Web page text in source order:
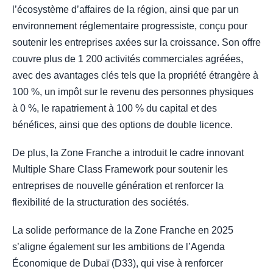
l’écosystème d’affaires de la région, ainsi que par un
environnement réglementaire progressiste, conçu pour
soutenir les entreprises axées sur la croissance. Son offre
couvre plus de 1 200 activités commerciales agréées,
avec des avantages clés tels que la propriété étrangère à
100 %, un impôt sur le revenu des personnes physiques
à 0 %, le rapatriement à 100 % du capital et des
bénéfices, ainsi que des options de double licence.
De plus, la Zone Franche a introduit le cadre innovant
Multiple Share Class Framework pour soutenir les
entreprises de nouvelle génération et renforcer la
flexibilité de la structuration des sociétés.
La solide performance de la Zone Franche en 2025
s’aligne également sur les ambitions de l’Agenda
Économique de Dubaï (D33), qui vise à renforcer